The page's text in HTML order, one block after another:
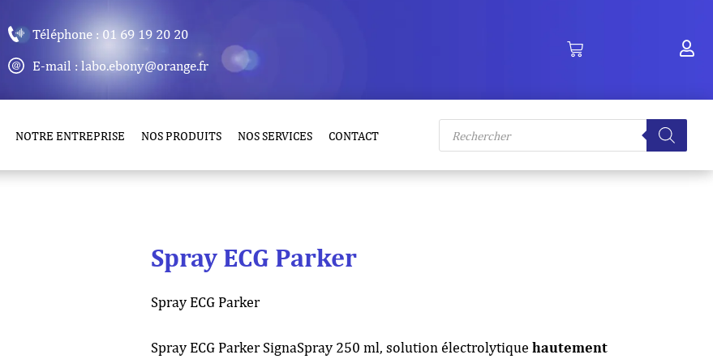
Téléphone : 01 69 19 20 20
E-mail : labo.ebony@orange.fr
NOTRE ENTREPRISE NOS PRODUITS NOS SERVICES CONTACT
Recherche
produits
Spray ECG Parker
Spray ECG Parker
Spray ECG Parker SignaSpray 250 ml, solution électrolytique hautement